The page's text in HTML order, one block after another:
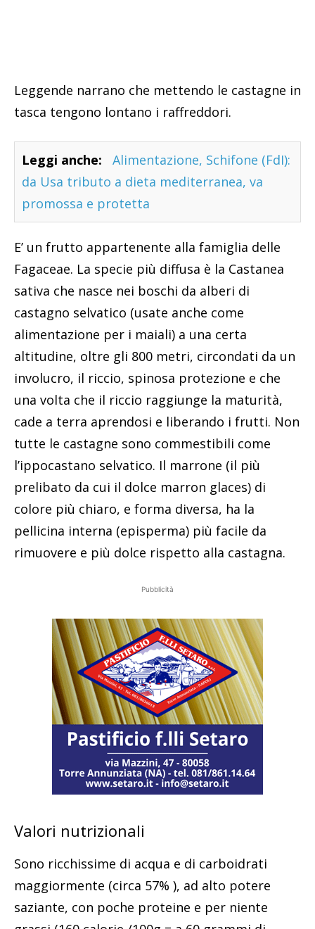
Leggende narrano che mettendo le castagne in
tasca tengono lontano i raffreddori.
Leggi anche:
Alimentazione, Schifone (FdI):
da Usa tributo a dieta mediterranea, va
promossa e protetta
E’ un frutto appartenente alla famiglia delle
Fagaceae. La specie più diffusa è la Castanea
sativa che nasce nei boschi da alberi di
castagno selvatico (usate anche come
alimentazione per i maiali) a una certa
altitudine, oltre gli 800 metri, circondati da un
involucro, il riccio, spinosa protezione e che
una volta che il riccio raggiunge la maturità,
cade a terra aprendosi e liberando i frutti. Non
tutte le castagne sono commestibili come
l’ippocastano selvatico. Il marrone (il più
prelibato da cui il dolce marron glaces) di
colore più chiaro, e forma diversa, ha la
pellicina interna (episperma) più facile da
rimuovere e più dolce rispetto alla castagna.
Pubblicità
Valori nutrizionali
Sono ricchissime di acqua e di carboidrati
maggiormente (circa 57% ), ad alto potere
saziante, con poche proteine e per niente